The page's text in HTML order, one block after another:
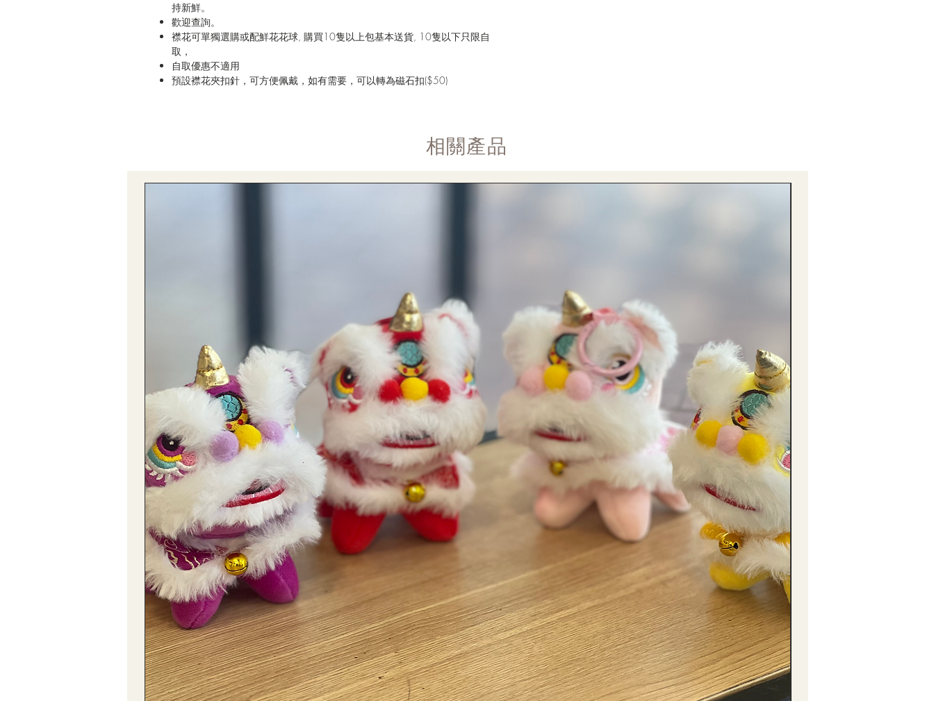
持新鮮。
歡迎查詢。
襟花可單獨選購或配鮮花花球, 購買10隻以上包基本送貨, 10隻以下只限自
取，
自取優惠不適用
預設襟花夾扣針，可方便佩戴，如有需要，可以轉為磁石扣($50)
​相關產品